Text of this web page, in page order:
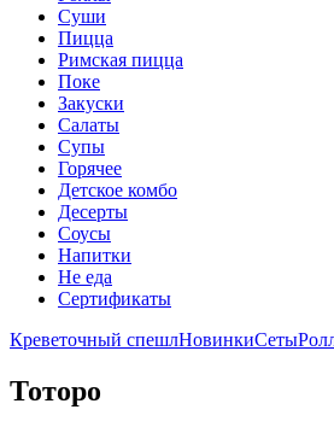
Суши
Пицца
Римская пицца
Поке
Закуски
Салаты
Супы
Горячее
Детское комбо
Десерты
Соусы
Напитки
Не еда
Сертификаты
Креветочный спешлНовинкиСеты
Тоторо